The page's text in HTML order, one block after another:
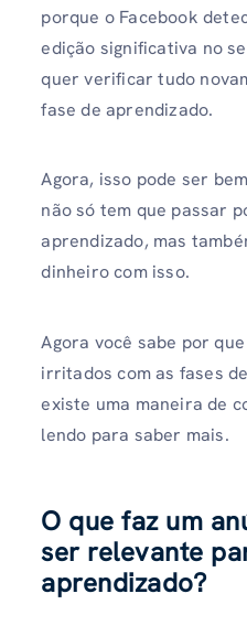
porque o Facebook
edição significativa no
quer verificar tudo
fase de aprendizado.
Agora, isso pode ser
não só tem que passar
aprendizado, mas
dinheiro com isso.
Agora você sabe por
irritados com as fases
existe uma maneira de
lendo para saber mais.
O que faz um
ser relevante
aprendizado?